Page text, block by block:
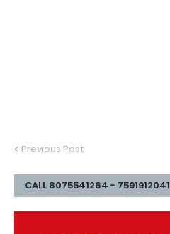
Previous Post
CALL 8075541264 - 7591912041